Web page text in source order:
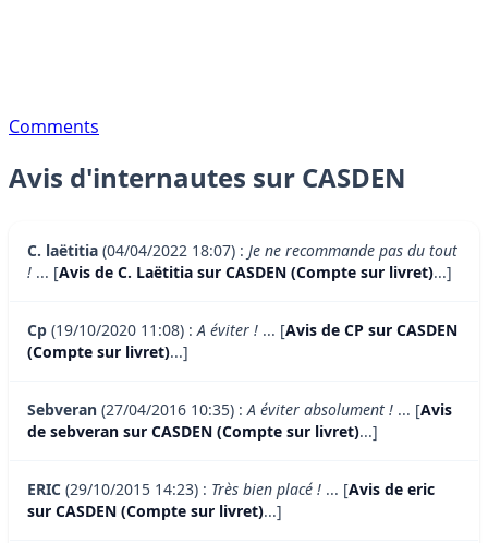
Comments
Avis d'internautes sur CASDEN
C. laëtitia (04/04/2022 18:07) : Je ne recommande pas du tout
! ... [Avis de C. Laëtitia sur CASDEN (Compte sur livret)...]
Cp (19/10/2020 11:08) :A éviter ! ... [Avis de CP sur CASDEN
(Compte sur livret)...]
Sebveran (27/04/2016 10:35) :A éviter absolument ! ... [Avis
de sebveran sur CASDEN (Compte sur livret)...]
ERIC (29/10/2015 14:23) : Très bien placé ! ... [Avis de eric
sur CASDEN (Compte sur livret)...]